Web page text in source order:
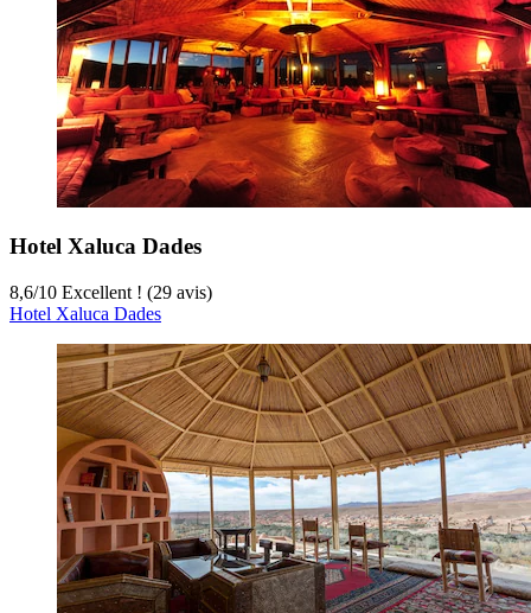
Hotel Xaluca Dades
8,6/10 Excellent ! (29 avis)
Hotel Xaluca Dades